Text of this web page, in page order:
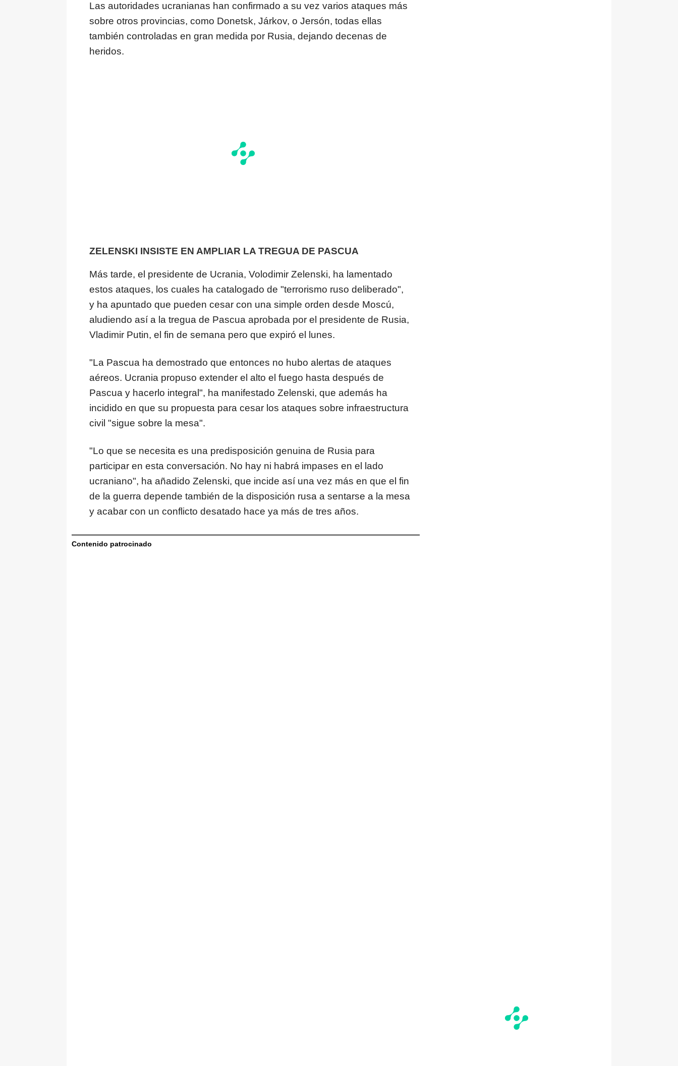
Las autoridades ucranianas han confirmado a su vez varios ataques más
sobre otros provincias, como Donetsk, Járkov, o Jersón, todas ellas
también controladas en gran medida por Rusia, dejando decenas de
heridos.
ZELENSKI INSISTE EN AMPLIAR LA TREGUA DE PASCUA
Más tarde, el presidente de Ucrania, Volodimir Zelenski, ha lamentado
estos ataques, los cuales ha catalogado de "terrorismo ruso deliberado",
y ha apuntado que pueden cesar con una simple orden desde Moscú,
aludiendo así a la tregua de Pascua aprobada por el presidente de Rusia,
Vladimir Putin, el fin de semana pero que expiró el lunes.
"La Pascua ha demostrado que entonces no hubo alertas de ataques
aéreos. Ucrania propuso extender el alto el fuego hasta después de
Pascua y hacerlo integral", ha manifestado Zelenski, que además ha
incidido en que su propuesta para cesar los ataques sobre infraestructura
civil "sigue sobre la mesa".
"Lo que se necesita es una predisposición genuina de Rusia para
participar en esta conversación. No hay ni habrá impases en el lado
ucraniano", ha añadido Zelenski, que incide así una vez más en que el fin
de la guerra depende también de la disposición rusa a sentarse a la mesa
y acabar con un conflicto desatado hace ya más de tres años.
Contenido patrocinado